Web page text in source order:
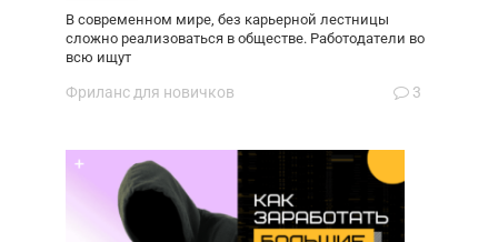
В современном мире, без карьерной лестницы
сложно реализоваться в обществе. Работодатели во
всю ищут
Фриланс для новичков 3